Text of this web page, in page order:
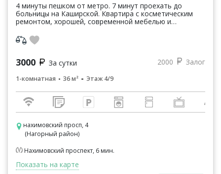
4 минуты пешком от метро. 7 минут проехать до
больницы на Каширской. Квартира с косметическим
ремонтом, хорошей, современной мебелью и
Сроки аренд...
3000 За сутки 2000 Залог
1-комнатная 36 м² Этаж 4/9
нахимовский просп, 4
(Нагорный район)
Нахимовский проспект, 6 мин.
Показать на карте